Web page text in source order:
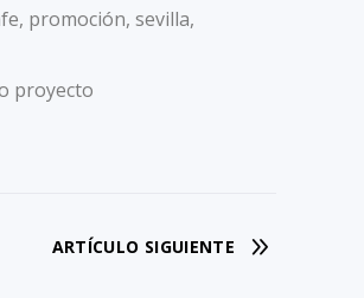
, promoción, sevilla,
proyecto
ARTÍCULO SIGUIENTE